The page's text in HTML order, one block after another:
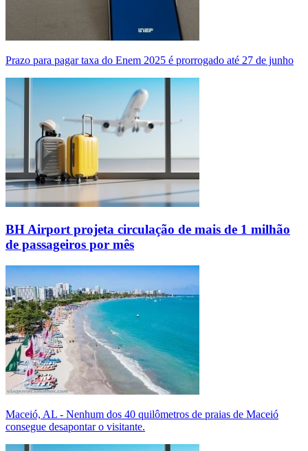
Prazo para pagar taxa do Enem 2025 é prorrogado até 27 de junho
BH Airport projeta circulação de mais de 1 milhão
de passageiros por mês
Maceió, AL - Nenhum dos 40 quilômetros de praias de Maceió
consegue desapontar o visitante.